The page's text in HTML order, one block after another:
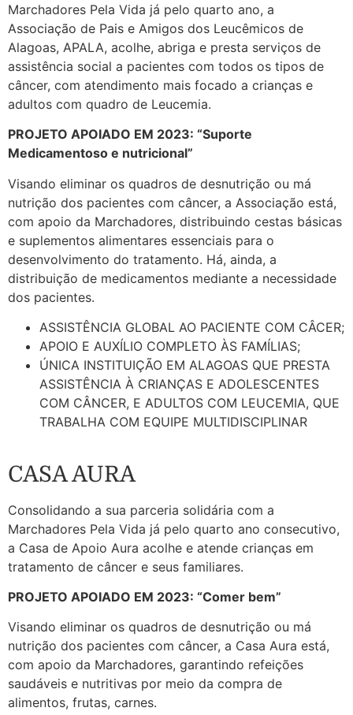
Marchadores Pela Vida já pelo quarto ano, a
Associação de Pais e Amigos dos Leucêmicos de
Alagoas, APALA, acolhe, abriga e presta serviços de
assistência social a pacientes com todos os tipos de
câncer, com atendimento mais focado a crianças e
adultos com quadro de Leucemia.
PROJETO APOIADO EM 2023: “Suporte
Medicamentoso e nutricional”
Visando eliminar os quadros de desnutrição ou má
nutrição dos pacientes com câncer, a Associação está,
com apoio da Marchadores, distribuindo cestas básicas
e suplementos alimentares essenciais para o
desenvolvimento do tratamento. Há, ainda, a
distribuição de medicamentos mediante a necessidade
dos pacientes.
ASSISTÊNCIA GLOBAL AO PACIENTE COM CÂCER;
APOIO E AUXÍLIO COMPLETO ÀS FAMÍLIAS;
ÚNICA INSTITUIÇÃO EM ALAGOAS QUE PRESTA
ASSISTÊNCIA À CRIANÇAS E ADOLESCENTES
COM CÂNCER, E ADULTOS COM LEUCEMIA, QUE
TRABALHA COM EQUIPE MULTIDISCIPLINAR
CASA AURA
Consolidando a sua parceria solidária com a
Marchadores Pela Vida já pelo quarto ano consecutivo,
a Casa de Apoio Aura acolhe e atende crianças em
tratamento de câncer e seus familiares.
PROJETO APOIADO EM 2023: “Comer bem”
Visando eliminar os quadros de desnutrição ou má
nutrição dos pacientes com câncer, a Casa Aura está,
com apoio da Marchadores, garantindo refeições
saudáveis e nutritivas por meio da compra de
alimentos, frutas, carnes.